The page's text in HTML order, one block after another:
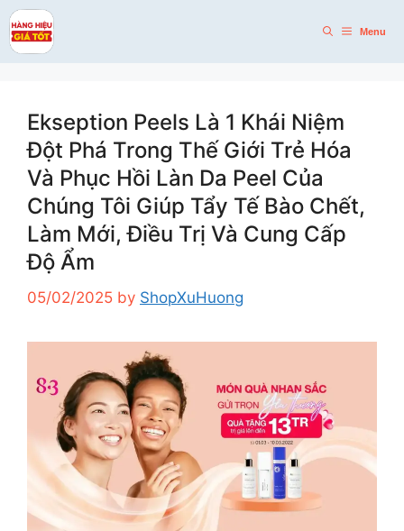
Skip
to
content
Menu
Ekseption Peels Là 1 Khái Niệm
Đột Phá Trong Thế Giới Trẻ Hóa
Và Phục Hồi Làn Da Peel Của
Chúng Tôi Giúp Tẩy Tế Bào Chết,
Làm Mới, Điều Trị Và Cung Cấp
Độ Ẩm
05/02/2025 by ShopXuHuong